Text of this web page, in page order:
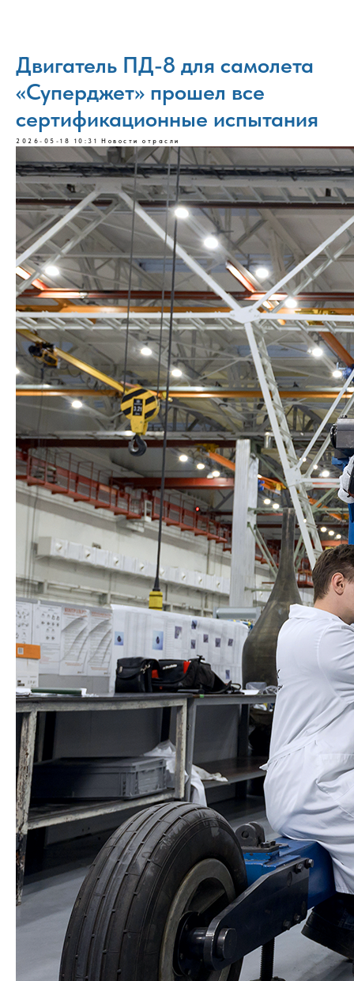
Двигатель ПД-8 для самолета
«Суперджет» прошел все
сертификационные испытания
2026-05-18 10:31 Новости отрасли